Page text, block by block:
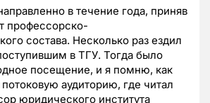
в течение года, приняв
профессорско-
состава. Несколько раз ездил
в ТГУ. Тогда было
посещение, и я помню, как
аудиторию, где читал
юридического института